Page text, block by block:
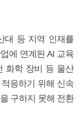
대 등 지역 인재를
에 연계된 AI 교육
화학 장비 등 울산
응하기 위해 신속
구하지 못해 전환